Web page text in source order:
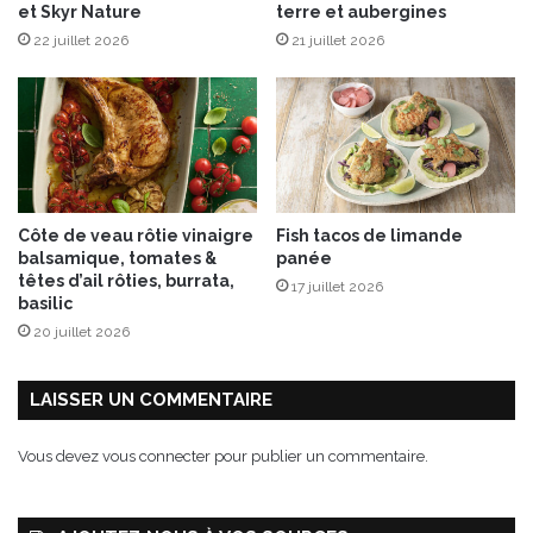
t
j
i
s
p
a
r
x
l
e
c
a
c
e
s
et Skyr Nature
22 juillet 2026
terre et aubergines
21 juillet 2026
Côte de veau rôtie vinaigre
balsamique, tomates &
têtes d’ail rôties, burrata,
basilic
20 juillet 2026
Fish tacos de limande
panée
17 juillet 2026
LAISSER UN COMMENTAIRE
Vous devez vous connecter pour publier un commentaire.